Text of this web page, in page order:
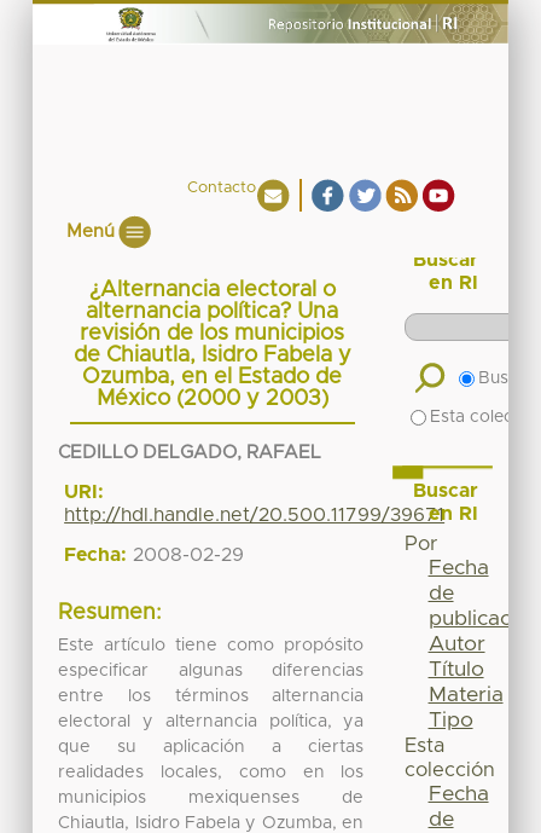
Contacto
Menú
¿Alternancia electoral o
alternancia política? Una
revisión de los municipios
de Chiautla, Isidro Fabela y
Ozumba, en el Estado de
México (2000 y 2003)
CEDILLO DELGADO, RAFAEL
URI:
http://hdl.handle.net/20.500.11799/39671
Fecha: 2008-02-29
Resumen:
Este artículo tiene como propósito
especificar algunas diferencias
entre los términos alternancia
electoral y alternancia política, ya
que su aplicación a ciertas
realidades locales, como en los
municipios mexiquenses de
Chiautla, Isidro Fabela y Ozumba, en
Buscar
en RI
Buscar
Esta
Buscar
en RI
Por
Fecha
de
publicación
Autor
Título
Materia
Tipo
Esta
colección
Fecha
de